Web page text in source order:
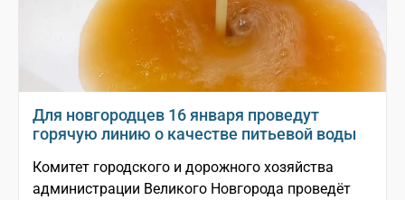
Для новгородцев 16 января проведут
горячую линию о качестве питьевой воды
Комитет городского и дорожного хозяйства
администрации Великого Новгорода проведёт